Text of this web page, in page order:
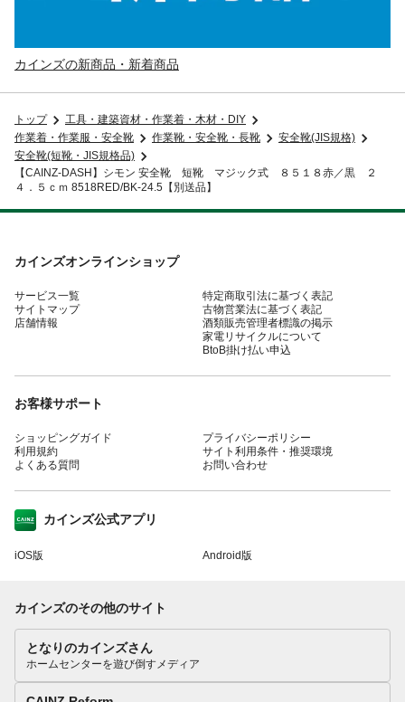
カインズの新商品・新着商品
トップ
工具・建築資材・作業着・木材・DIY
作業着・作業服・安全靴
作業靴・安全靴・長靴
安全靴(JIS規格)
安全靴(短靴・JIS規格品)
【CAINZ-DASH】シモン 安全靴 短靴 マジック式 ８５１８赤／黒 ２
４．５ｃｍ 8518RED/BK-24.5【別送品】
カインズオンラインショップ
サービス一覧
サイトマップ
店舗情報
特定商取引法に基づく表記
古物営業法に基づく表記
酒類販売管理者標識の掲示
家電リサイクルについて
BtoB掛け払い申込
お客様サポート
ショッピングガイド
利用規約
よくある質問
プライバシーポリシー
サイト利用条件・推奨環境
お問い合わせ
カインズ公式アプリ
iOS版 Android版
カインズのその他のサイト
となりのカインズさん
ホームセンターを遊び倒すメディア